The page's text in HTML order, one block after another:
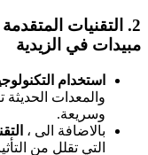
2. التقنيات
مبيدات في الزيدية
استخدام
والمعدات
وسريعة.
بالاضافة الى ،
التي تقلل من